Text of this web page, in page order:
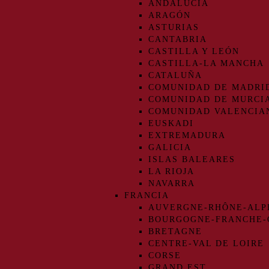
ANDALUCIA
ARAGÓN
ASTURIAS
CANTABRIA
CASTILLA Y LEÓN
CASTILLA-LA MANCHA
CATALUÑA
COMUNIDAD DE
COMUNIDAD DE
COMUNIDAD
EUSKADI
EXTREMADURA
GALICIA
ISLAS BALEARES
LA RIOJA
NAVARRA
FRANCIA
AUVERGNE-RHÔNE-
BOURGOGNE-FRANCHE-
BRETAGNE
CENTRE-VAL DE LOIRE
CORSE